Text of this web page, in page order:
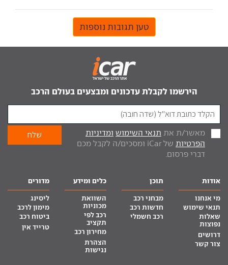
טען תגובות נוספות
הירשמו לקבלת עדכונים ומבצעים בעולם הרכב
מאשר/ת את תנאי השימוש ומדיניות
הפרטיות
של iCar ומסכים/ה לקבל מכם
דברי פרסום.
אודות
מי אנחנו
תנאי שימוש
שאלות
נפוצות
דרושים
צור קשר
תוכן
מבחני רכב
חדשות רכב
רכב חשמלי
כלים ומידע
השוואת
מכוניות
רכב לפי
תקציב
מחירון רכב
הצהרת
נגישות
מדורים
ליסינג
מימון לרכב
ביטוח רכב
טרייד אין